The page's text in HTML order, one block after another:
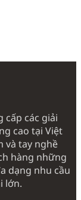
cấp các giải
cao tại Việt
và tay nghề
hàng những
dạng nhu cầu
lớn.